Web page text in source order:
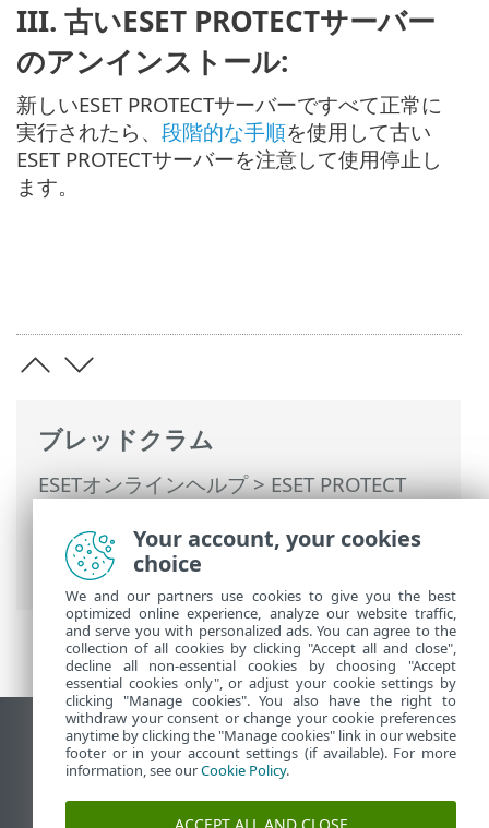
ブレッドクラム
ESETオンラインヘルプ>ESET PROTECT
バー間の移行> 移行されたデータベース -
同じ/異なるIPアドレス
III. 古いESET PROTECTサーバー
のアンインストール:
新しいESET PROTECTサーバーですべて正常に
実行されたら、 段階的な手順を使用して古い
ESET PROTECTサーバーを注意して使用停止し
ます。
デスクトップサイトの表示
End of Life
ESETナレッジベース
Your account, your cookies
choice
We and our partners use cookies to give you the best
optimized online experience, analyze our website traffic,
and serve you with personalized ads. You can agree to the
collection of all cookies by clicking "Accept all and close",
decline all non-essential cookies by choosing "Accept
essential cookies only", or adjust your cookie settings by
clicking "Manage cookies". You also have the right to
withdraw your consent or change your cookie preferences
anytime by clicking the "Manage cookies" link in our website
footer or in your account settings (if available). For more
information, see ourCookie Policy.